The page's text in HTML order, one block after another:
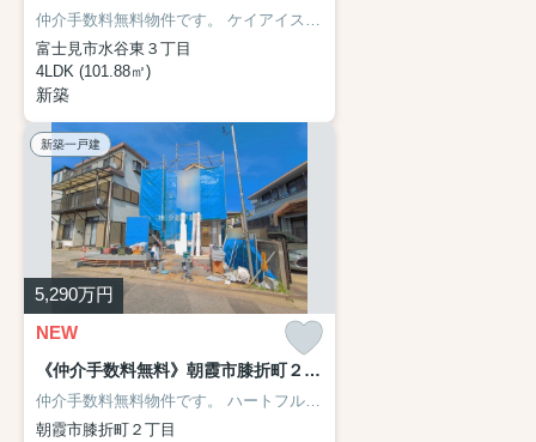
仲介手数料無料物件です。
ケイアイスター不動産（ＫＥＩＡＩ）施工です。
富士見市水谷東３丁目
4LDK (101.88㎡)
新築
新築一戸建
5,290万円
NEW
《仲介手数料無料》朝霞市膝折町２丁目7-4新築一戸建てハートフルタウン 全1戸
仲介手数料無料物件です。
ハートフルタウン（Heartful Town)シリーズです。
朝霞市膝折町２丁目